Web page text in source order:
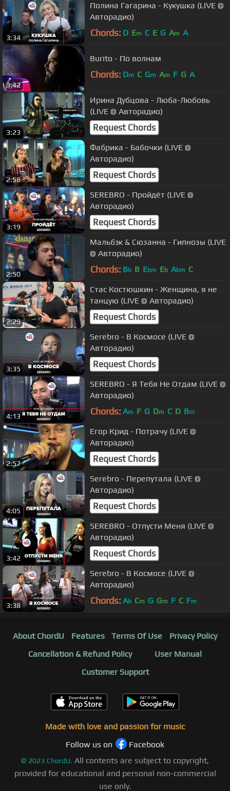
3:34
Полина Гагарина - Кукушка (LIVE @
Авторадио)
Chords: D Em C E G Am A
3:42
Burito - По волнам
Chords: Dm C Gm Am F G A
3:23
Ирина Дубцова - Люба-Любовь
(LIVE @ Авторадио)
Request Chords
2:56
Фабрика - Бабочки (LIVE @
Авторадио)
Request Chords
3:19
SEREBRO - Пройдёт (LIVE @
Авторадио)
Request Chords
2:50
Мальбэк & Сюзанна - Гипнозы (LIVE
@ Авторадио)
Chords: Bb B Ebm Eb Abm C
2:29
Стас Костюшкин - Женщина, я не
танцую (LIVE @ Авторадио)
Request Chords
3:35
Serebro - В Космосе (LIVE @
Авторадио)
Request Chords
4:13
SEREBRO - Я Тебя Не Отдам (LIVE @
Авторадио)
Chords: Am F G Dm C D Bm
2:57
Егор Крид - Потрачу (LIVE @
Авторадио)
Request Chords
4:05
Serebro - Перепутала (LIVE @
Авторадио)
Request Chords
3:42
SEREBRO - Отпусти Меня (LIVE @
Авторадио)
Request Chords
3:38
Serebro - В Космосе (LIVE @
Авторадио)
Chords: Ab Cm G Gm F C Fm
About ChordU Features Terms Of Use
Privacy Policy
Cancellation & Refund Policy
User Manual
Customer Support
Made with love and passion for music
Follow us on
Facebook
© 2023 ChordU. All contents are subject to copyright,
provided for educational and personal non-commercial
use only.